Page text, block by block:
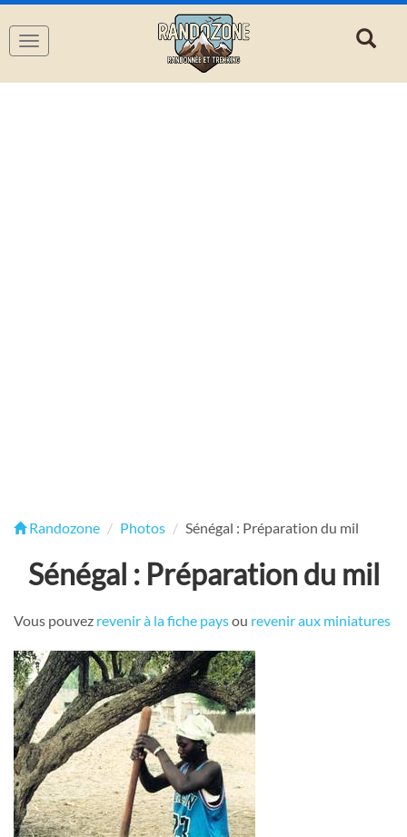
Navigation
Randozone Photos Sénégal : Préparation du mil
Sénégal : Préparation du mil
Vous pouvez revenir à la fiche paysou revenir aux miniatures